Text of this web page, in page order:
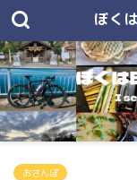
ぼく
おさんぽ